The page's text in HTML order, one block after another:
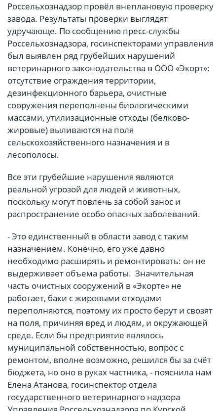
Россельхознадзор провёл внеплановую проверку
завода. Результаты проверки выглядят
удручающе. По сообщению пресс-службы
Россельхознадзора, госинспекторами управления
был выявлен ряд грубейших нарушений
ветеринарного законодательства в ООО «Экорт»:
отсутствие ограждения территории,
дезинфекционного барьера, очистные
сооружения переполнены биологическими
массами, утилизационные отходы (белково-
жировые) выливаются на поля
сельскохозяйственного назначения и в
лесополосы.
Все эти грубейшие нарушения являются
реальной угрозой для людей и животных,
поскольку могут повлечь за собой занос и
распространение особо опасных заболеваний.
- Это единственный в области завод с таким
назначением. Конечно, его уже давно
необходимо расширять и ремонтировать: он не
выдерживает объема работы. Значительная
часть очистных сооружений в «Экорте» не
работает, баки с жировыми отходами
переполняются, поэтому их просто берут и свозят
на поля, причиняя вред и людям, и окружающей
среде. Если бы предприятие являлось
муниципальной собственностью, вопрос с
ремонтом, вполне возможно, решился бы за счёт
бюджета, но оно в руках частника, - пояснила нам
Елена Атанова, госинспектор отдела
государственного ветеринарного надзора